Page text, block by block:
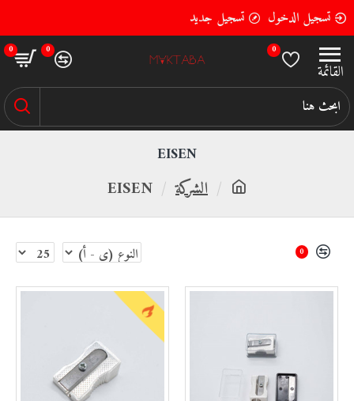
تسجيل الدخول تسجيل جديد
0
0
0
الشركة EISEN
EISEN
0